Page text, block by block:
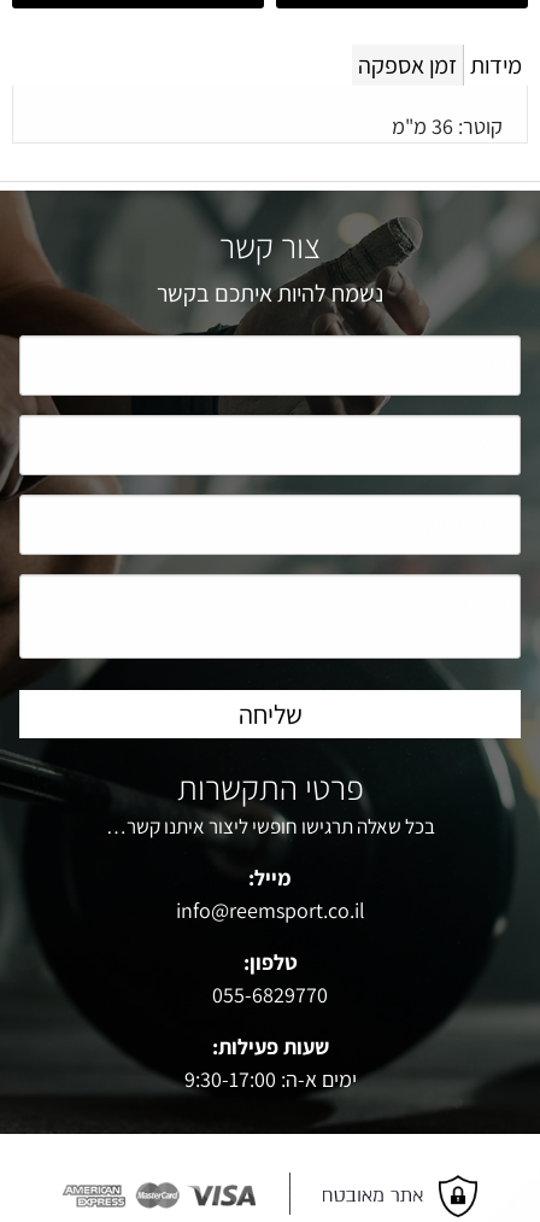
מידות זמן אספקה
קוטר: 36 מ"מ
צור קשר
נשמח להיות איתכם בקשר
פרטי התקשרות
בכל שאלה תרגישו חופשי ליצור איתנו קשר…
מייל:
info@reemsport.co.il
טלפון:
055-6829770
שעות פעילות:
ימים א-ה: 9:30-17:00